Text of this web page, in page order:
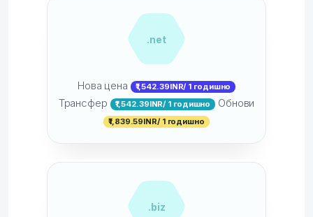
.net
Нова цена ₹1,542.39INR/ 1 годишно
Трансфер ₹1,542.39INR/ 1 годишно Обнови
₹1,839.59INR/ 1 годишно
.biz